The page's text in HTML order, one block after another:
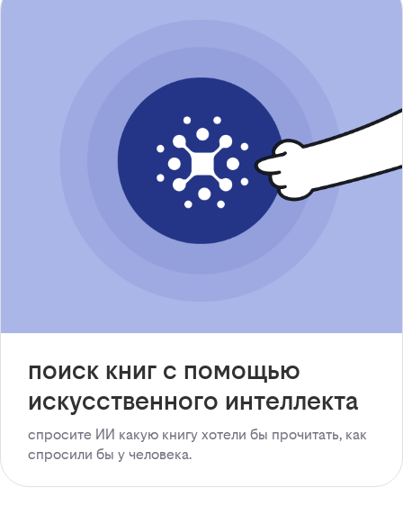
поиск книг с помощью
искусственного интеллекта
спросите ИИ какую книгу хотели бы прочитать, как
спросили бы у человека.